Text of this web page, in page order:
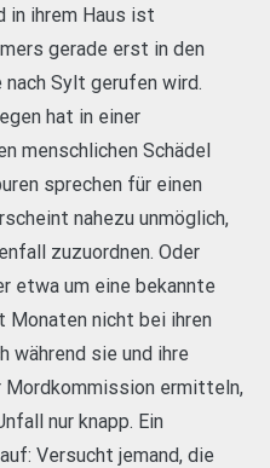
in ihrem Haus ist
gerade erst in den
Sylt gerufen wird.
hat in einer
menschlichen Schädel
sprechen für einen
nahezu unmöglich,
zuzuordnen. Oder
etwa um eine bekannte
nicht bei ihren
während sie und ihre
Mordkommission ermitteln,
nur knapp. Ein
Versucht jemand, die